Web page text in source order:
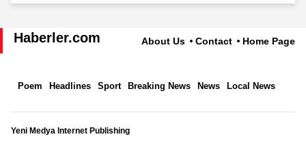
Haberler.com About Us Contact Home Page
Poem Headlines Sport Breaking News News Local News
Yeni Medya Internet Publishing